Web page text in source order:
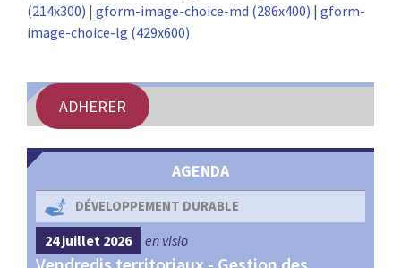
(214x300) | gform-image-choice-md (286x400) | gform-
image-choice-lg (429x600)
ADHERER
AGENDA
DÉVELOPPEMENT DURABLE
24 juillet 2026 en visio